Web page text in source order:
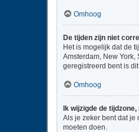
Omhoog
De tijden zijn niet
Het is mogelijk dat de
Amsterdam, New
geregistreerd bent is
Omhoog
Ik wijzigde de
Als je zeker bent dat je
moeten doen.